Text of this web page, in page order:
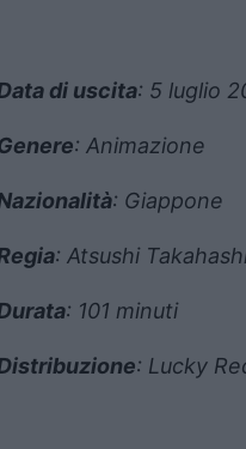
di uscita: 5 luglio
: Animazione
: Giappone
: Atsushi
: 101 minuti
: Lucky